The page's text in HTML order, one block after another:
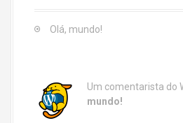
Olá, mundo!
Um comentarista do
mundo!